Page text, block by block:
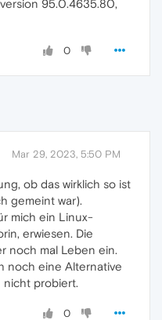
95.0.4635.80,
0
Mar 29, 2023, 5:50 PM
ob das wirklich so ist
gemeint war).
mich ein Linux-
erwiesen. Die
noch mal Leben ein.
noch eine Alternative
nicht probiert.
0